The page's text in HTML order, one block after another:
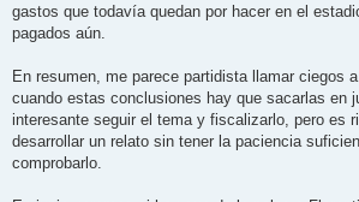
gastos que todavía quedan por hacer en el
pagados aún.
En resumen, me parece partidista llamar ciegos
cuando estas conclusiones hay que sacarlas en
interesante seguir el tema y fiscalizarlo, pero es
desarrollar un relato sin tener la paciencia
comprobarlo.